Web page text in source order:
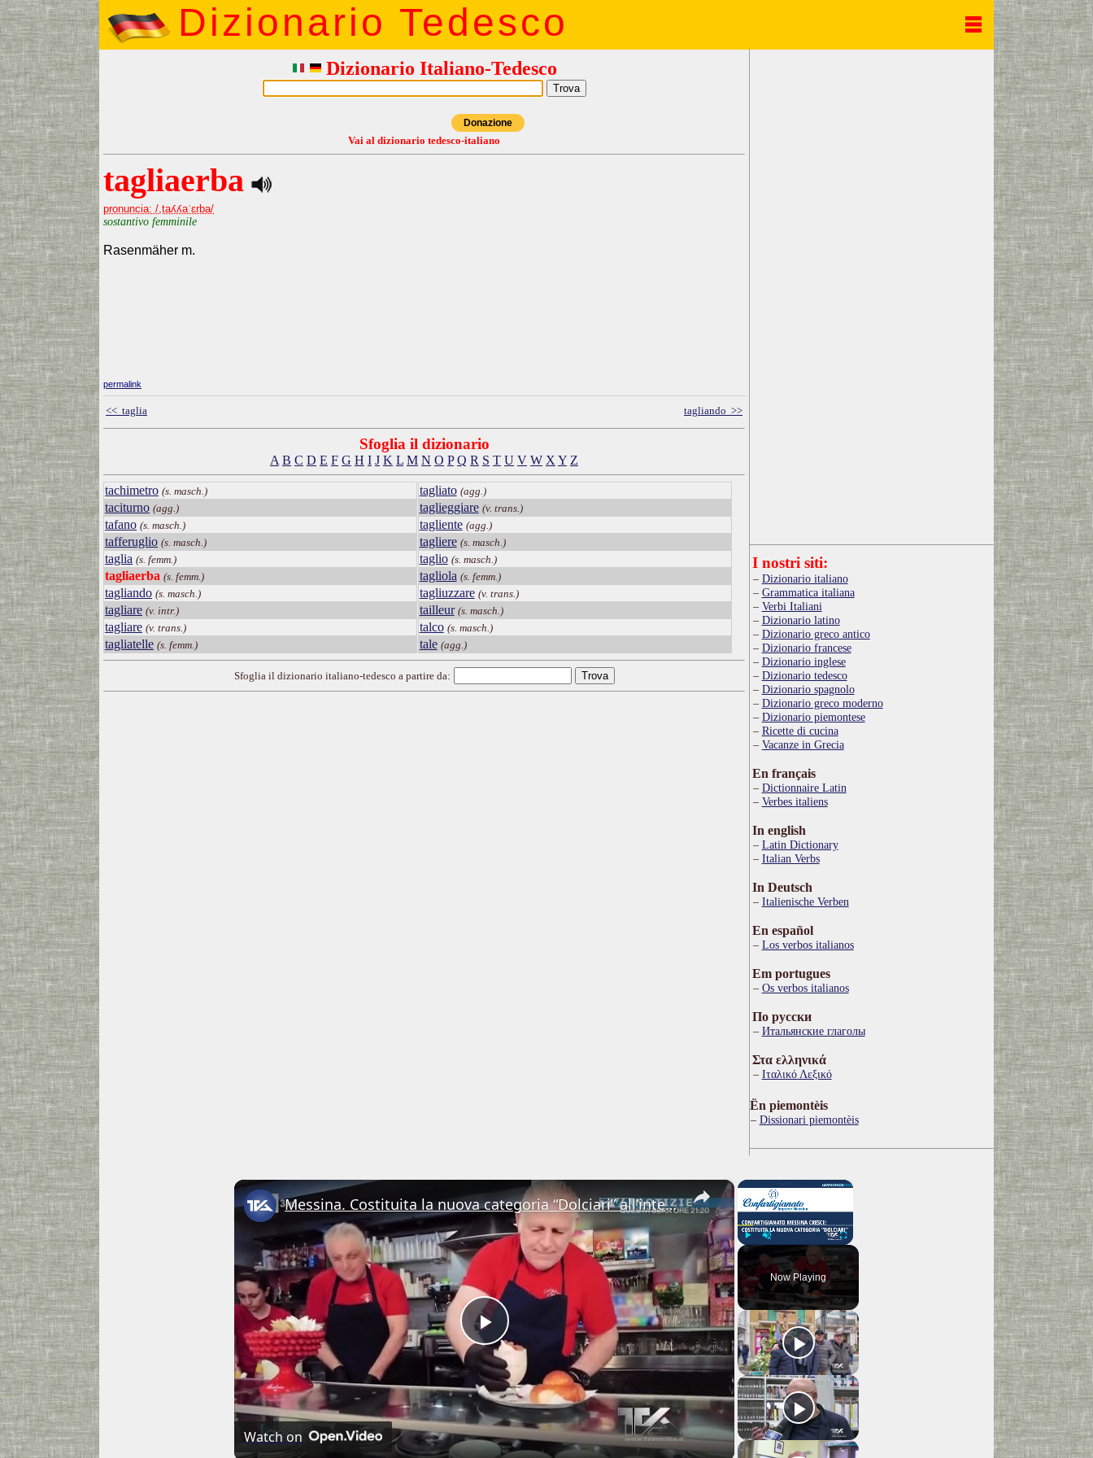
Dizionario Tedesco
Dizionario Italiano-Tedesco
Donazione
Vai al dizionario tedesco-italiano
tagliaerba
pronuncia: /,taʎʎaˈɛrba/
sostantivo femminile
Rasenmäher m.
permalink
<< taglia tagliando >>
Sfoglia il dizionario
A B C D E F G H I J K L M N O P Q R S T U V W X Y Z
tachimetro (s. masch.)
taciturno (agg.)
tafano (s. masch.)
tafferuglio (s. masch.)
taglia (s. femm.)
tagliaerba (s. femm.)
tagliando (s. masch.)
tagliare (v. intr.)
tagliare (v. trans.)
tagliatelle (s. femm.)
tagliato (agg.)
taglieggiare (v. trans.)
tagliente (agg.)
tagliere (s. masch.)
taglio (s. masch.)
tagliola (s. femm.)
tagliuzzare (v. trans.)
tailleur (s. masch.)
talco (s. masch.)
tale (agg.)
Sfoglia il dizionario italiano-tedesco a partire da:
I nostri siti:
Dizionario italiano
Grammatica italiana
Verbi Italiani
Dizionario latino
Dizionario greco antico
Dizionario francese
Dizionario inglese
Dizionario tedesco
Dizionario spagnolo
Dizionario greco moderno
Dizionario piemontese
Ricette di cucina
Vacanze in Grecia
En français
Dictionnaire Latin
Verbes italiens
In english
Latin Dictionary
Italian Verbs
In Deutsch
Italienische Verben
En español
Los verbos italianos
Em portugues
Os verbos italianos
По русски
Итальянские глаголы
Στα ελληνικά
Ιταλικό Λεξικό
Ën piemontèis
Dissionari piemontèis
×
Play Fullscreen
Now Playing
×
Play
Video
Messina. Costituita la nuova categoria “Dolciari” all’interno di Confartigianato
Watch on